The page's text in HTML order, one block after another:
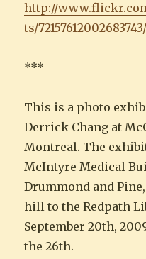
http://
ts/72157612002683743/
***
This is a photo
Derrick Chang at
Montreal. The
McIntyre Medical
Drummond and
hill to the Redpath
September 20th,
the 26th.